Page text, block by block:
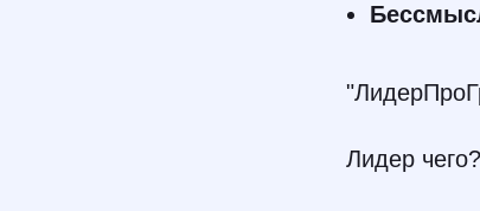
Лидер